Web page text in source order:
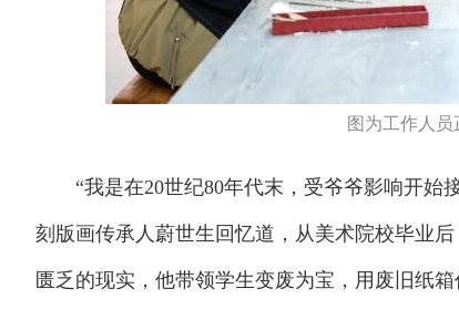
图为工作人
“我是在20世纪80年代末，受爷爷影响开始
刻版画传承人蔚世生回忆道，从美术院校毕业
匮乏的现实，他带领学生变废为宝，用废旧纸